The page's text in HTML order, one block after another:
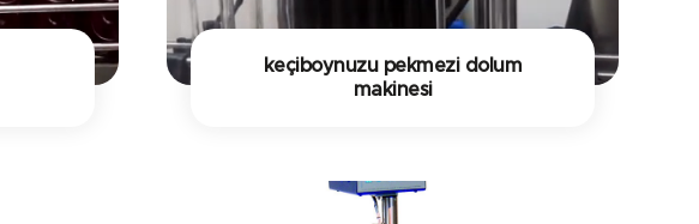
keçiboynuzu pekmezi dolum
makinesi